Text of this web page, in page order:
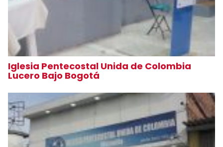
Iglesia Pentecostal Unida de Colombia
Lucero Bajo Bogotá